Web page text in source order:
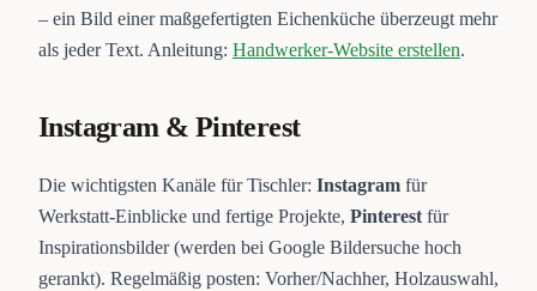
– ein Bild einer maßgefertigten Eichenküche überzeugt mehr
als jeder Text. Anleitung: Handwerker-Website erstellen.
Instagram & Pinterest
Die wichtigsten Kanäle für Tischler: Instagram für
Werkstatt-Einblicke und fertige Projekte, Pinterestfür
Inspirationsbilder (werden bei Google Bildersuche hoch
gerankt). Regelmäßig posten: Vorher/Nachher, Holzauswahl,